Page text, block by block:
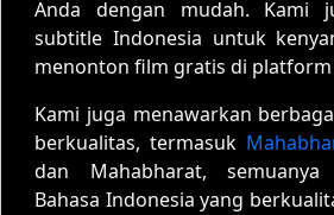
Anda dengan mudah. Kami
subtitle Indonesia untuk
menonton film gratis di platform
Kami juga menawarkan
berkualitas, termasuk
dan Mahabharat,
Bahasa Indonesia yang